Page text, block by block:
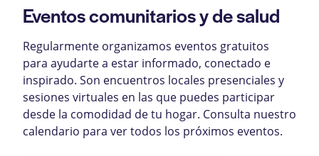
Eventos comunitarios y de salud
Regularmente organizamos eventos gratuitos
para ayudarte a estar informado, conectado e
inspirado. Son encuentros locales presenciales y
sesiones virtuales en las que puedes participar
desde la comodidad de tu hogar. Consulta nuestro
calendario para ver todos los próximos eventos.